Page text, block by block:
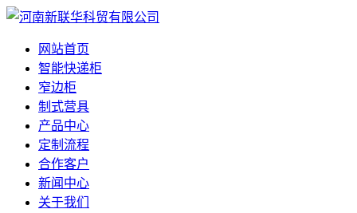
网站首页
智能快递柜
窄边柜
制式营具
产品中心
定制流程
合作客户
新闻中心
关于我们